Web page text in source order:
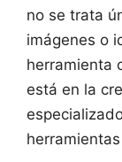
no se trata
imágenes o
herramienta
está en la